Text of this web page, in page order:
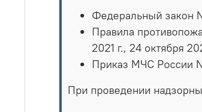
Федеральный закон
Правила
2021 г., 24 октября
Приказ МЧС России
При проведении